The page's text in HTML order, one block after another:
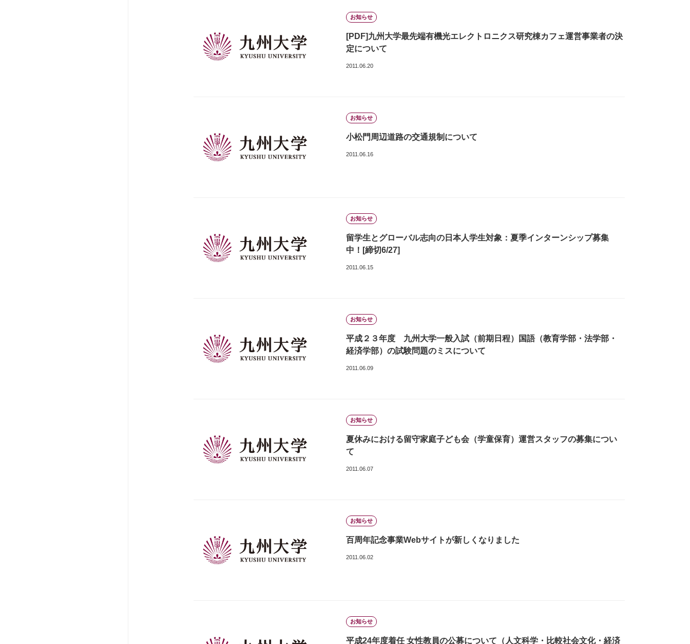
お知らせ
[PDF]九州大学最先端有機光エレクトロニクス研究棟カフェ運営事業者の決
定について
2011.06.20
お知らせ
小松門周辺道路の交通規制について
2011.06.16
お知らせ
留学生とグローバル志向の日本人学生対象：夏季インターンシップ募集
中！[締切6/27]
2011.06.15
お知らせ
平成２３年度 九州大学一般入試（前期日程）国語（教育学部・法学部・
経済学部）の試験問題のミスについて
2011.06.09
お知らせ
夏休みにおける留守家庭子ども会（学童保育）運営スタッフの募集につい
て
2011.06.07
お知らせ
百周年記念事業Webサイトが新しくなりました
2011.06.02
お知らせ
平成24年度着任 女性教員の公募について（人文科学・比較社会文化・経済